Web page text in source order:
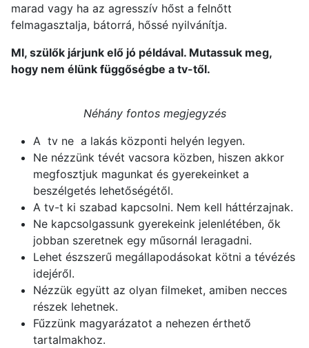
marad vagy ha az agresszív hőst a felnőtt
felmagasztalja, bátorrá, hőssé nyilvánítja.
MI, szülők járjunk elő jó példával. Mutassuk meg,
hogy nem élünk függőségbe a tv-től.
Néhány fontos megjegyzés
A tv ne a lakás központi helyén legyen.
Ne nézzünk tévét vacsora közben, hiszen akkor
megfosztjuk magunkat és gyerekeinket a
beszélgetés lehetőségétől.
A tv-t ki szabad kapcsolni. Nem kell háttérzajnak.
Ne kapcsolgassunk gyerekeink jelenlétében, ők
jobban szeretnek egy műsornál leragadni.
Lehet észszerű megállapodásokat kötni a tévézés
idejéről.
Nézzük együtt az olyan filmeket, amiben necces
részek lehetnek.
Fűzzünk magyarázatot a nehezen érthető
tartalmakhoz.